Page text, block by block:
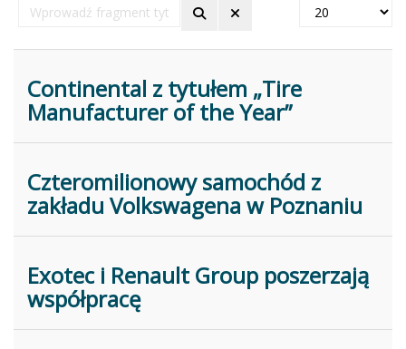
Wprowadź
fragment
Pokaż
Continental z tytułem „Tire
Manufacturer of the Year”
Czteromilionowy samochód z
zakładu Volkswagena w Poznaniu
Exotec i Renault Group poszerzają
współpracę